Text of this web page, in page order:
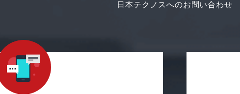
日本テクノスへのお問い合わせ